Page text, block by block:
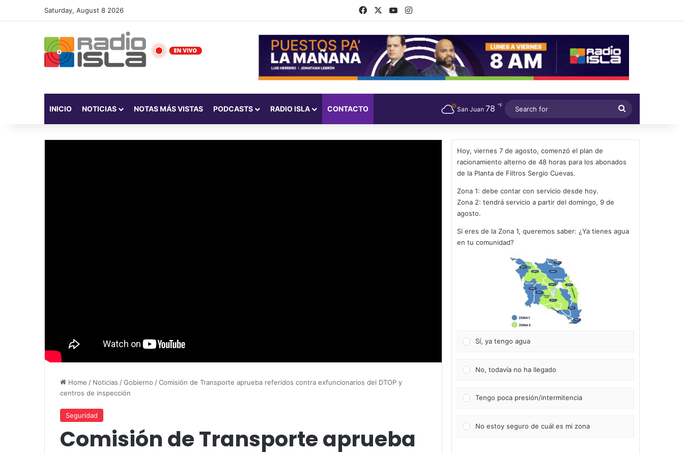
Saturday, August 8 2026 FacebookYouTubeInstagram
INICIO NOTICIAS NOTAS MÁS VISTAS PODCASTS RADIO ISLA CONTACTO San Juan 78 ℉
for
Home / Noticias /Gobierno /Comisión de Transporte aprueba referidos contra exfuncionarios del DTOP y
centros de inspección
Seguridad
Comisión de Transporte aprueba
Hoy, viernes 7 de agosto, comenzó el plan de
racionamiento alterno de 48 horas para los abonados
de la Planta de Filtros Sergio Cuevas.
Zona 1: debe contar con servicio desde hoy.
Zona 2: tendrá servicio a partir del domingo, 9 de
agosto.
Si eres de la Zona 1, queremos saber: ¿Ya tienes agua
en tu comunidad?
Sí, ya tengo agua
No, todavía no ha llegado
Tengo poca presión/intermitencia
No estoy seguro de cuál es mi zona